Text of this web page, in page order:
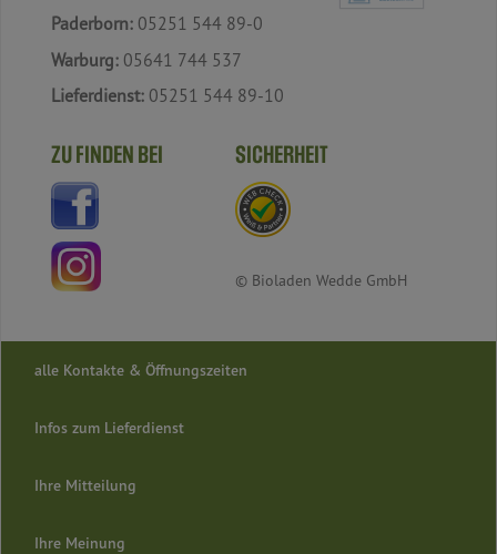
Paderborn: 05251 544 89-0
Warburg: 05641 744 537
Lieferdienst: 05251 544 89-10
ZU FINDEN BEI SICHERHEIT
© Bioladen Wedde GmbH
alle Kontakte & Öffnungszeiten
Infos zum Lieferdienst
Ihre Mitteilung
Ihre Meinung